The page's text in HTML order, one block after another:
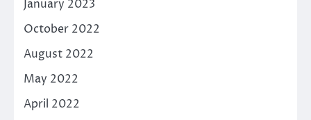
January 2023
October 2022
August 2022
May 2022
April 2022